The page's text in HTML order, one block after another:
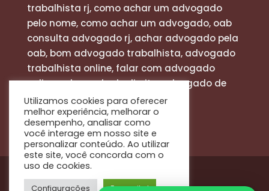
trabalhista rj, como achar um advogado
pelo nome, como achar um advogado, oab
consulta advogado rj, achar advogado pela
oab, bom advogado trabalhista, advogado
trabalhista online, falar com advogado
online, advogado de direito, advogado de
defesa
Utilizamos cookies para oferecer
melhor experiência, melhorar o
desempenho, analisar como
você interage em nosso site e
personalizar conteúdo. Ao utilizar
este site, você concorda com o
uso de cookies.
Configurações Eu aceito!